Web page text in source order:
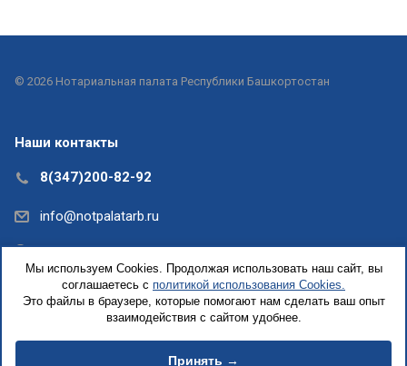
© 2026 Нотариальная палата Республики Башкортостан
Наши контакты
8(347)200-82-92
info@notpalatarb.ru
офис 5
Мы используем Cookies. Продолжая использовать наш сайт, вы
соглашаетесь с политикой использования Cookies.
Это файлы в браузере, которые помогают нам сделать ваш опыт
взаимодействия с сайтом удобнее.
Принять →